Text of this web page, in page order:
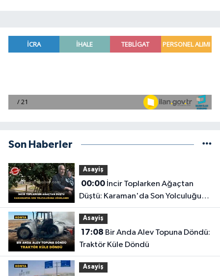
Son Haberler
Asayiş
00:00İncir Toplarken Ağaçtan
Düştü: Karaman'da Son Yolculuğuna
Uğurlandı
Asayiş
17:08
Traktör Küle Döndü
Asayiş